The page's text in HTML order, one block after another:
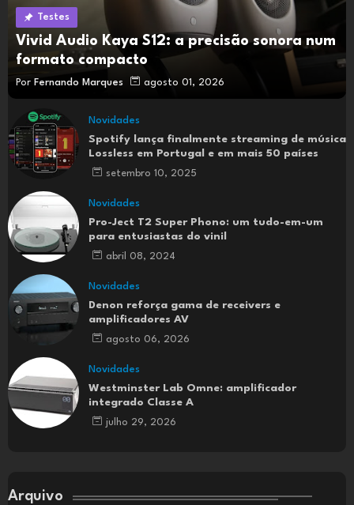
Testes
Vivid Audio Kaya S12: a precisão sonora num
formato compacto
Por Fernando Marques agosto 01, 2026
Novidades
Spotify lança finalmente streaming de música
Lossless em Portugal e em mais 50 países
setembro 10, 2025
Novidades
Pro-Ject T2 Super Phono: um tudo-em-um
para entusiastas do vinil
abril 08, 2024
Novidades
Denon reforça gama de receivers e
amplificadores AV
agosto 06, 2026
Novidades
Westminster Lab Omne: amplificador
integrado Classe A
julho 29, 2026
Arquivo